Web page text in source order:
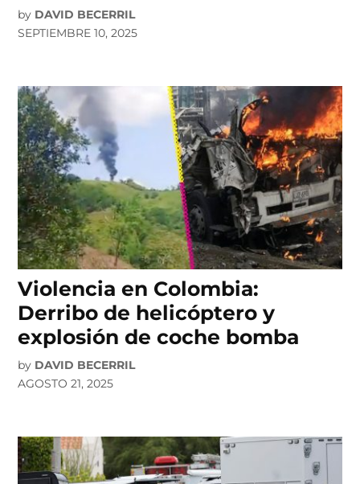
by DAVID BECERRIL
SEPTIEMBRE 10, 2025
Violencia en Colombia:
Derribo de helicóptero y
explosión de coche bomba
by DAVID BECERRIL
AGOSTO 21, 2025